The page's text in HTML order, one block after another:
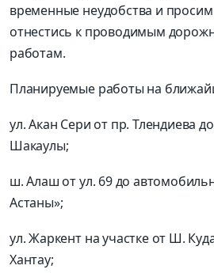
временные неудобства и
отнестись к проводимым
работам.
Планируемые работы на
ул. Акан Сери от пр. Тлендиева
Шакаулы;
ш. Алаш от ул. 69 до
Астаны»;
ул. Жаркент на участке от Ш.
Хантау;